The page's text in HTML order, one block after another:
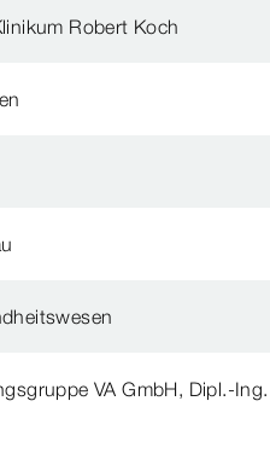
Robert Koch
VA GmbH, Dipl.-